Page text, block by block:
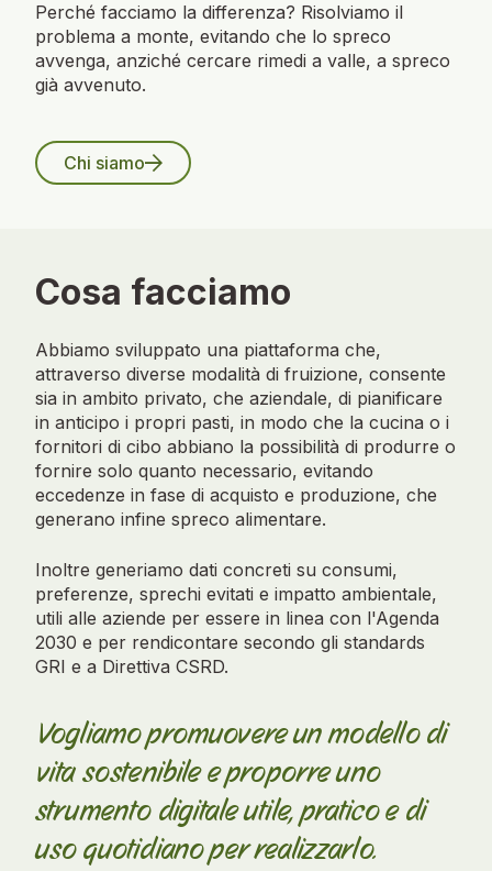
Perché facciamo la differenza? Risolviamo il
problema a monte, evitando che lo spreco
avvenga, anziché cercare rimedi a valle, a spreco
già avvenuto.
Chi siamo
Cosa facciamo
Abbiamo sviluppato una piattaforma che,
attraverso diverse modalità di fruizione, consente
sia in ambito privato, che aziendale, di pianificare
in anticipo i propri pasti, in modo che la cucina o i
fornitori di cibo abbiano la possibilità di produrre o
fornire solo quanto necessario, evitando
eccedenze in fase di acquisto e produzione, che
generano infine spreco alimentare.
Inoltre generiamo dati concreti su consumi,
preferenze, sprechi evitati e impatto ambientale,
utili alle aziende per essere in linea con l'Agenda
2030 e per rendicontare secondo gli standards
GRI e a Direttiva CSRD.
Vogliamo promuovere un modello di
vita sostenibile e proporre uno
strumento digitale utile, pratico e di
uso quotidiano per realizzarlo.